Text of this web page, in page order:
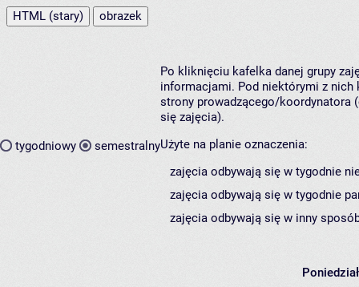
HTML (stary)
obrazek
tygodniowy semestralny
Po kliknięciu kafelka danej grupy
informacjami. Pod niektórymi z nich
strony prowadzącego/koordynatora
się zajęcia).
Użyte na planie oznaczenia:
zajęcia odbywają się w tygodnie
zajęcia odbywają się w tygodnie
zajęcia odbywają się w inny